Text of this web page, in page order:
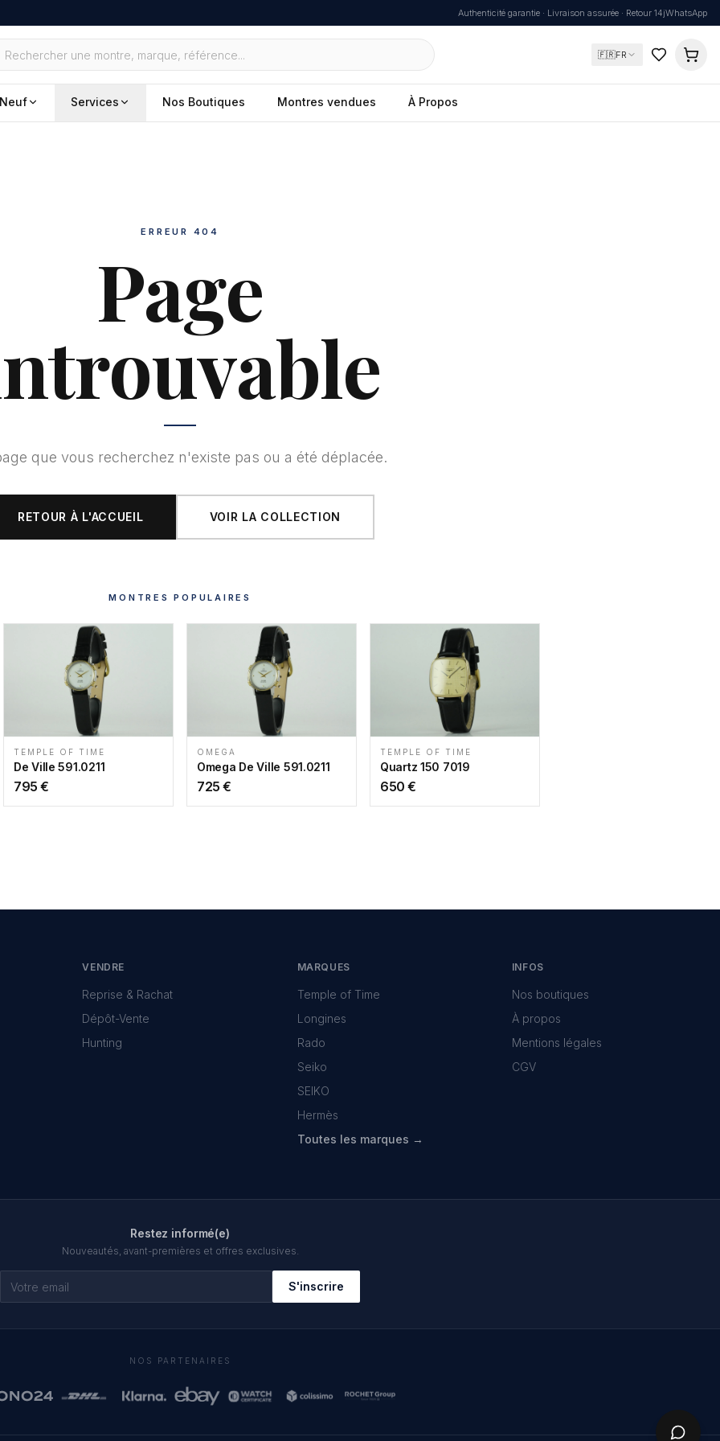
Authenticité garantie · Livraison assurée · Retour 14jWhatsApp
🇫🇷FR
Services Nos Boutiques Montres vendues À Propos
ERREUR 404
Page
que vous recherchez n'existe pas ou a été déplacée.
RETOUR À L'ACCUEIL VOIR LA COLLECTION
MONTRES POPULAIRES
TEMPLE OF TIME
De Ville 591.0211
795 €
OMEGA
Omega De Ville 591.0211
725 €
TEMPLE OF TIME
Quartz 150 7019
650 €
VENDRE
Reprise & Rachat
Dépôt-Vente
Hunting
MARQUES
Temple of Time
Longines
Rado
Seiko
SEIKO
Hermès
Toutes les marques →
INFOS
Nos boutiques
À propos
Mentions légales
CGV
Restez informé(e)
Nouveautés, avant-premières et offres exclusives.
S'inscrire
NOS PARTENAIRES